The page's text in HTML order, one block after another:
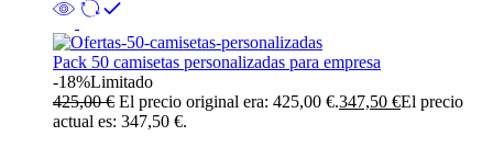
Pack 50 camisetas personalizadas para empresa
-18%Limitado
425,00€ El precio original era: 425,00 €.347,50 €El precio
actual es: 347,50 €.